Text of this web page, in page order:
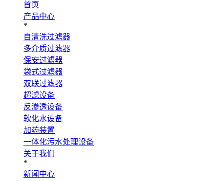
首页
产品中心
*
自清洗过滤器
多介质过滤器
保安过滤器
袋式过滤器
双联过滤器
超滤设备
反渗透设备
软化水设备
加药装置
一体化污水处理设备
关于我们
*
新闻中心